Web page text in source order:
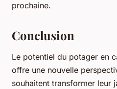
prochaine.
Conclusion
Le potentiel du potager en
offre une nouvelle
souhaitent transformer leur